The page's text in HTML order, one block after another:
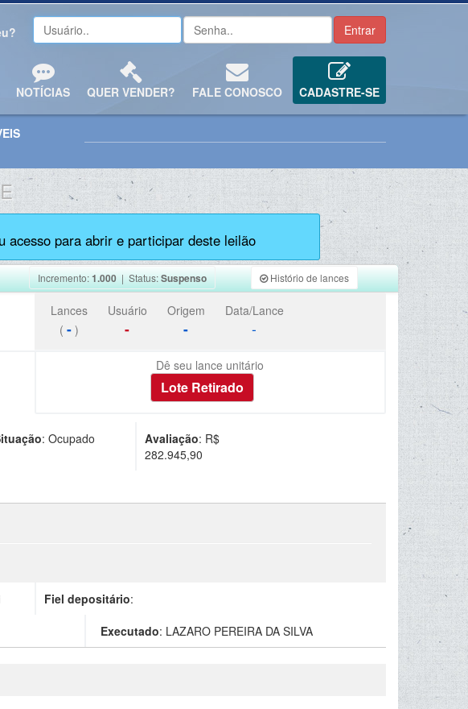
NOTÍCIAS QUER VENDER? FALE CONOSCO CADASTRE-SE
acesso para abrir e participar deste leilão
Incremento:1.000| Status:Suspenso Histório de lances
Lances
( -)
Usuário
-
Origem
-
Data/Lance
-
Dê seu lance unitário
: Ocupado Avaliação: R$
282.945,90
Fiel depositário:
Executado: LAZARO PEREIRA DA SILVA